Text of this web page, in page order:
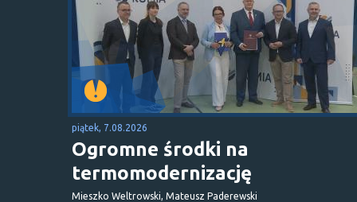
piątek, 7.08.2026
Ogromne środki na
termomodernizację
Mieszko Weltrowski, Mateusz Paderewski